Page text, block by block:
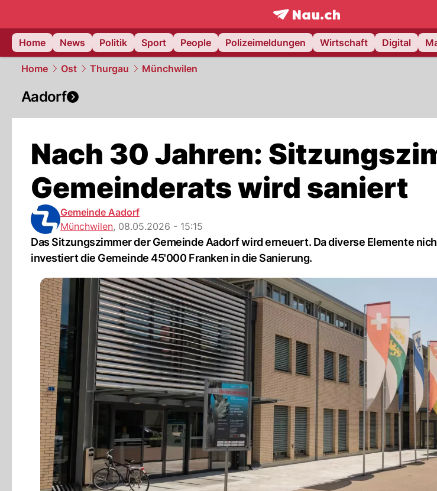
frontpage.NAU.ch
Home
News Politik Sport People Polizeimeldungen Wirtschaft Digital
Home Ost Thurgau Münchwilen
Aadorf
Nach 30 Jahren:
Gemeinderats wird saniert
Gemeinde Aadorf
Münchwilen, 08.05.2026 - 15:15
Das Sitzungszimmer der Gemeinde Aadorf wird erneuert. Da diverse Elemente
investiert die Gemeinde 45'000 Franken in die Sanierung.